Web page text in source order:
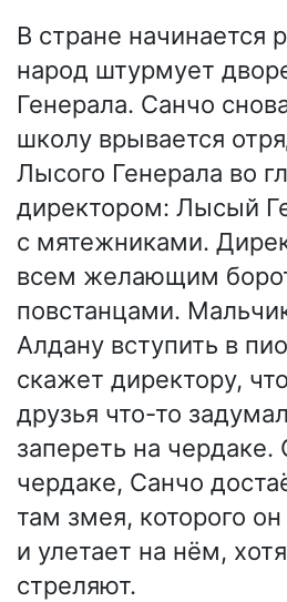
В стране начинается
народ штурмует
Генерала. Санчо
школу врывается
Лысого Генерала во
директором: Лысый
с мятежниками.
всем желающим
повстанцами.
Алдану вступить в
скажет директору,
друзья что-то
запереть на чердаке.
чердаке, Санчо
там змея, которого он
и улетает на нём,
стреляют.